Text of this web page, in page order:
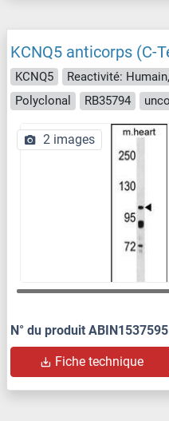
KCNQ5 anticorps (C-
KCNQ5 Reactivité:
Polyclonal
RB35794
2 images
N° du produit ABIN1537595
Fiche technique